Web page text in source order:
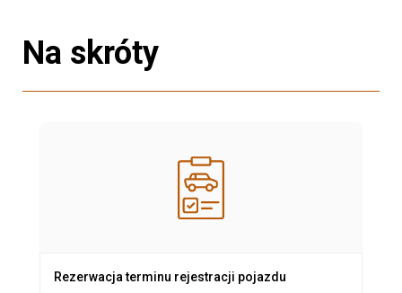
Na skróty
Rezerwacja terminu rejestracji pojazdu